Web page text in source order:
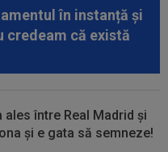
”strălucitor”
în instanță și
credeam că există
ales între Real Madrid și
și e gata să semneze!